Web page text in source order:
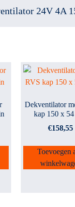
24V 4A
Dekventilator
kap 150 x
€158,55
Toevoegen